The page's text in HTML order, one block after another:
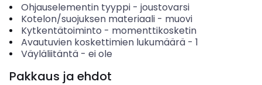
Ohjauselementin tyyppi- joustovarsi
Kotelon/suojuksen materiaali- muovi
Kytkentätoiminto - momenttikosketin
Avautuvien koskettimien lukumäärä- 1
Väyläliitäntä- ei ole
Pakkaus ja ehdot